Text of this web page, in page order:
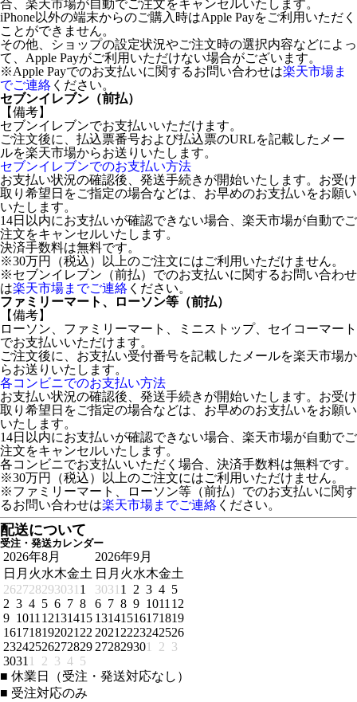
合、楽天市場が自動でご注文をキャンセルいたします。
iPhone以外の端末からのご購入時はApple Payをご利用いただく
ことができません。
その他、ショップの設定状況やご注文時の選択内容などによっ
て、Apple Payがご利用いただけない場合がございます。
※Apple Payでのお支払いに関するお問い合わせは楽天市場ま
でご連絡 ください。
セブンイレブン（前払）
【備考】
セブンイレブンでお支払いいただけます。
ご注文後に、払込票番号および払込票のURLを記載したメー
ルを楽天市場からお送りいたします。
セブンイレブンでのお支払い方法
お支払い状況の確認後、発送手続きが開始いたします。お受け
取り希望日をご指定の場合などは、お早めのお支払いをお願い
いたします。
14日以内にお支払いが確認できない場合、楽天市場が自動でご
注文をキャンセルいたします。
決済手数料は無料です。
※30万円（税込）以上のご注文にはご利用いただけません。
※セブンイレブン（前払）でのお支払いに関するお問い合わせ
は楽天市場までご連絡 ください。
ファミリーマート、ローソン等（前払）
【備考】
ローソン、ファミリーマート、ミニストップ、セイコーマート
でお支払いいただけます。
ご注文後に、お支払い受付番号を記載したメールを楽天市場か
らお送りいたします。
各コンビニでのお支払い方法
お支払い状況の確認後、発送手続きが開始いたします。お受け
取り希望日をご指定の場合などは、お早めのお支払いをお願い
いたします。
14日以内にお支払いが確認できない場合、楽天市場が自動でご
注文をキャンセルいたします。
各コンビニでお支払いいただく場合、決済手数料は無料です。
※30万円（税込）以上のご注文にはご利用いただけません。
※ファミリーマート、ローソン等（前払）でのお支払いに関す
るお問い合わせは楽天市場までご連絡 ください。
配送について
受注・発送カレンダー
2026年8月
日 月 火水木金土
262728293031 1
2 3 4 5 6 7 8
9 1011 12131415
161718192021 22
23242526272829
3031 1 2 3 4 5
2026年9月
日 月 火水木金土
3031 1 2 3 4 5
6 7 8 9 1011 12
13141516171819
2021 2223242526
272829301 2 3
■ 休業日（受注・発送対応なし）
■ 受注対応のみ